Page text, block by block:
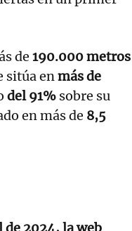
de 190.000 metros
sitúa enmás de
del 91% sobre su
en más de 8,5
de 2024, la web